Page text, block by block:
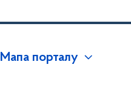
Мапа порталу